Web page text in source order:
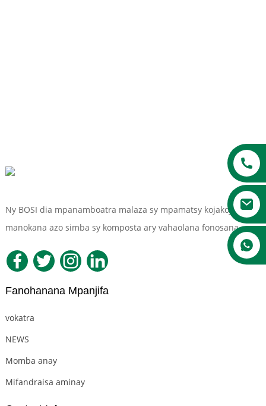
Ny BOSI dia mpanamboatra malaza sy mpamatsy kojakoja
manokana azo simba sy komposta ary vahaolana fonosana.
Fanohanana Mpanjifa
vokatra
NEWS
Momba anay
Mifandraisa aminay